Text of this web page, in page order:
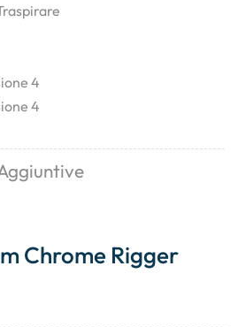
4
4
Chrome Rigger